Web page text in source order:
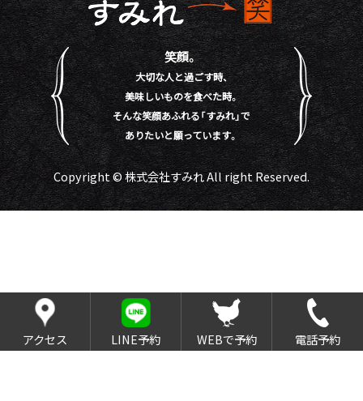
笑顔。
大切な人と過ごす時、
美味しいものを食べた時。
そんな笑顔あふれる「すみれ」で
ありたいと願っています。
Copyright © 株式会社すみれ All right Reserved.
アクセス LINE予約 WEBで予約 電話予約